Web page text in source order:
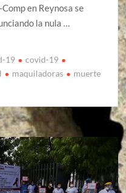
en Reynosa se
la nula …
19
covid-19
maquiladoras
muerte